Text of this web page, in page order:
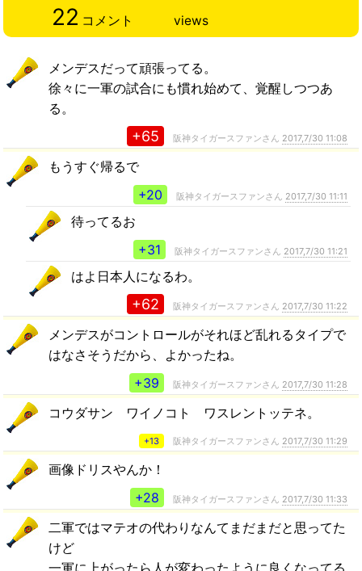
22 コメント views
メンデスだって頑張ってる。
徐々に一軍の試合にも慣れ始めて、覚醒しつつあ
る。
+65 阪神タイガースファンさん 2017,7/30 11:08
もうすぐ帰るで
+20
阪神タイガースファンさん 2017,7/30 11:11
待ってるお
+31
阪神タイガースファンさん 2017,7/30 11:21
はよ日本人になるわ。
+62 阪神タイガースファンさん 2017,7/30 11:22
メンデスがコントロールがそれほど乱れるタイプで
はなさそうだから、よかったね。
+39
阪神タイガースファンさん 2017,7/30 11:28
コウダサン ワイノコト ワスレントッテネ。
+13 阪神タイガースファンさん 2017,7/30 11:29
画像ドリスやんか！
+28
阪神タイガースファンさん 2017,7/30 11:33
二軍ではマテオの代わりなんてまだまだと思ってた
けど